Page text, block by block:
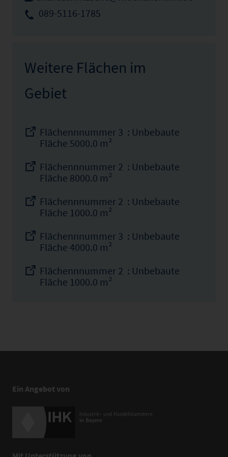
089-5116-1785
Weitere Flächen im
Gebiet
Flächennnummer 3 : Unbebaute
Fläche 5000.0 m²
Flächennnummer 2 : Unbebaute
Fläche 8000.0 m²
Flächennnummer 2 : Unbebaute
Fläche 1000.0 m²
Flächennnummer 3 : Unbebaute
Fläche 4000.0 m²
Flächennnummer 2 : Unbebaute
Fläche 1000.0 m²
Ein Angebot von